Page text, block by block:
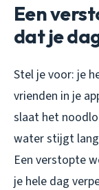
Een
dat je
Stel je voor: je
vrienden in je
slaat het
water stijgt
Een verstopte
je hele dag